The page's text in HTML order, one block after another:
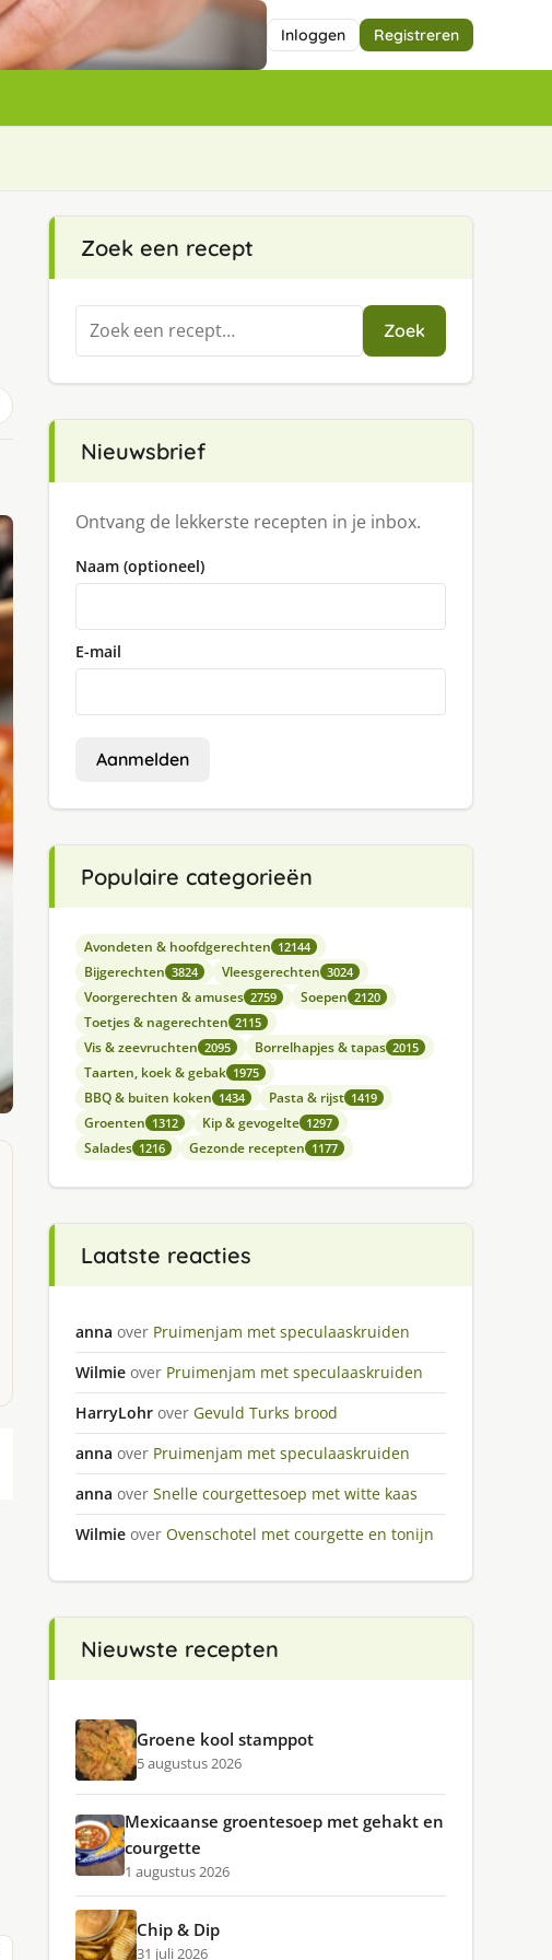
Inloggen Registreren
Zoek een recept
Zoeken
naar:
Zoek
Nieuwsbrief
Ontvang de lekkerste recepten in je inbox.
Naam (optioneel)
E-mail
Aanmelden
Populaire categorieën
Avondeten & hoofdgerechten 12144
Bijgerechten 3824 Vleesgerechten 3024
Voorgerechten & amuses 2759 Soepen 2120
Toetjes & nagerechten 2115
Vis & zeevruchten 2095 Borrelhapjes & tapas 2015
Taarten, koek & gebak 1975
BBQ & buiten koken 1434 Pasta & rijst 1419
Groenten 1312 Kip & gevogelte 1297
Salades 1216 Gezonde recepten 1177
Laatste reacties
anna over Pruimenjam met speculaaskruiden
Wilmie over Pruimenjam met speculaaskruiden
HarryLohr over Gevuld Turks brood
anna over Pruimenjam met speculaaskruiden
anna over Snelle courgettesoep met witte kaas
Wilmie over Ovenschotel met courgette en tonijn
Nieuwste recepten
Groene kool stamppot
5 augustus 2026
Mexicaanse groentesoep met gehakt en
courgette
1 augustus 2026
Chip & Dip
31 juli 2026